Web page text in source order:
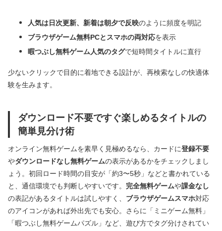
人気は日次更新、新着は朝夕で反映のように頻度を明記
ブラウザゲーム無料PCとスマホの両対応を表示
暇つぶし無料ゲーム人気のタグで短時間タイトルに直行
少ないクリックで目的に着地できる設計が、再検索なしの快適体
験を生みます。
ダウンロード不要ですぐ楽しめるタイトルの
簡単見分け術
オンライン無料ゲームを素早く見極めるなら、カードに登録不要
やダウンロードなし無料ゲームの表示があるかをチェックしまし
ょう。初回ロード時間の目安が「約3〜5秒」などと書かれている
と、通信環境でも判断しやすいです。 完全無料ゲームや課金なし
の表記があるタイトルは試しやすく、 ブラウザゲームスマホ対応
のアイコンがあれば外出先でも安心。さらに「ミニゲーム無料」
「暇つぶし無料ゲームパズル」など、遊び方でタグ分けされてい